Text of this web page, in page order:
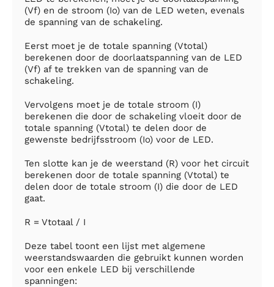
(Vf) en de stroom (Io) van de LED weten, evenals
de spanning van de schakeling.
Eerst moet je de totale spanning (Vtotal)
berekenen door de doorlaatspanning van de LED
(Vf) af te trekken van de spanning van de
schakeling.
Vervolgens moet je de totale stroom (I)
berekenen die door de schakeling vloeit door de
totale spanning (Vtotal) te delen door de
gewenste bedrijfsstroom (Io) voor de LED.
Ten slotte kan je de weerstand (R) voor het circuit
berekenen door de totale spanning (Vtotal) te
delen door de totale stroom (I) die door de LED
gaat.
R = Vtotaal / I
Deze tabel toont een lijst met algemene
weerstandswaarden die gebruikt kunnen worden
voor een enkele LED bij verschillende
spanningen: